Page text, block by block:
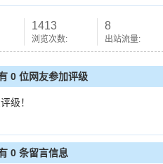
1413
浏览次数:
8
出站流量:
0 位网友参加评级
级！
0 条留言信息